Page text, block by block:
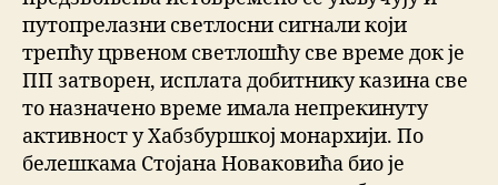
путопрелазни светлосни сигнали који
трепћу црвеном светлошћу све време док је
ПП затворен, исплата добитнику казина све
то назначено време имала непрекинуту
активност у Хабзбуршкој монархији. По
белешкама Стојана Новаковића био је